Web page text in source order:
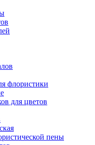
флористики
для цветов
пены